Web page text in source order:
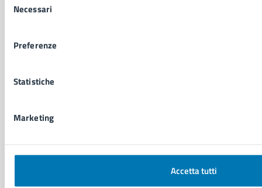
delNecessari
Preferenze
Statistiche
Marketing
Accetta tutti
Comune di Napoli
P. IVA: 01207650639
LEI: 8156007FF4DEB97ABA09
PEC:urp@pec.comune.napoli.it